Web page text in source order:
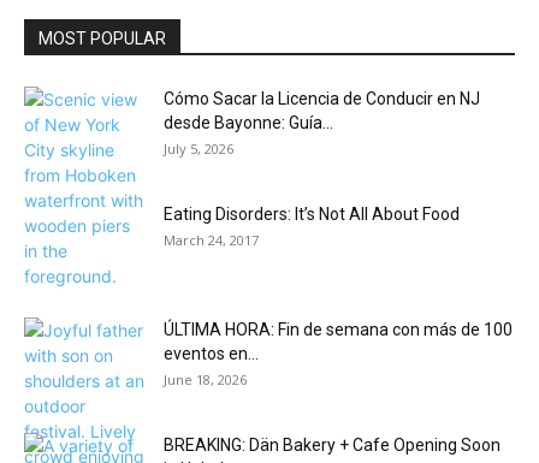
MOST POPULAR
Cómo Sacar la Licencia de Conducir en NJ
desde Bayonne: Guía...
July 5, 2026
Eating Disorders: It’s Not All About Food
March 24, 2017
ÚLTIMA HORA: Fin de semana con más de 100
eventos en...
June 18, 2026
BREAKING: Dän Bakery + Cafe Opening Soon